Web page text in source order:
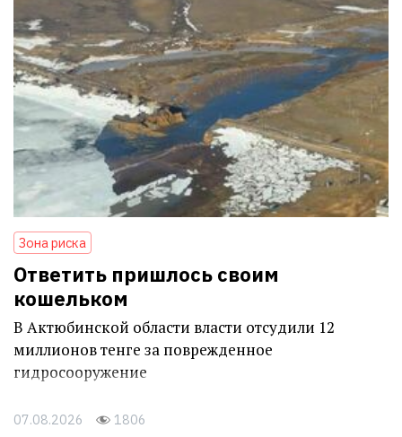
Зона риска
Ответить пришлось своим
кошельком
В Актюбинской области власти отсудили 12
миллионов тенге за поврежденное
гидросооружение
07.08.2026 1806